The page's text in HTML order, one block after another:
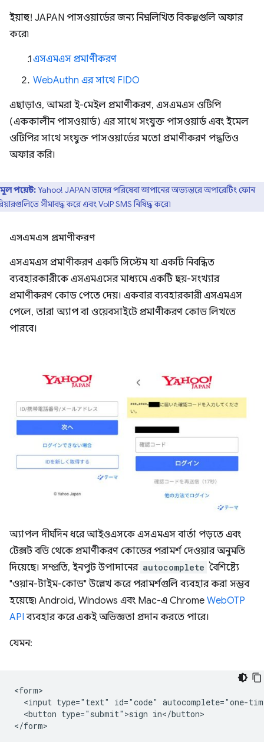
ইয়াহু! JAPAN পাসওয়ার্ডের জন্য নিম্নলিখিত বিকল্পগুলি অফার
করে৷
এসএমএস প্রমাণীকরণ
WebAuthn এর সাথে FIDO
এছাড়াও, আমরা ই-মেইল প্রমাণীকরণ, এসএমএস ওটিপি
(এককালীন পাসওয়ার্ড) এর সাথে সংযুক্ত পাসওয়ার্ড এবং ইমেল
ওটিপির সাথে সংযুক্ত পাসওয়ার্ডের মতো প্রমাণীকরণ পদ্ধতিও
অফার করি।
মূল পয়েন্ট:Yahoo! JAPAN তাদের পরিষেবা জাপানের অভ্যন্তরে অপারেটিং ফোন
সীমাবদ্ধ করে এবং VoIP SMS নিষিদ্ধ করে৷
এসএমএস প্রমাণীকরণ
এসএমএস প্রমাণীকরণ একটি সিস্টেম যা একটি নিবন্ধিত
ব্যবহারকারীকে এসএমএসের মাধ্যমে একটি ছয়-সংখ্যার
প্রমাণীকরণ কোড পেতে দেয়। একবার ব্যবহারকারী এসএমএস
পেলে, তারা অ্যাপ বা ওয়েবসাইটে প্রমাণীকরণ কোড লিখতে
পারবে।
অ্যাপল দীর্ঘদিন ধরে আইওএসকে এসএমএস বার্তা পড়তে এবং
টেক্সট বডি থেকে প্রমাণীকরণ কোডের পরামর্শ দেওয়ার অনুমতি
দিয়েছে। সম্প্রতি, ইনপুট উপাদানের autocomplete বৈশিষ্ট্যে
"ওয়ান-টাইম-কোড" উল্লেখ করে পরামর্শগুলি ব্যবহার করা সম্ভব
হয়েছে৷ Android, Windows এবং Mac-এ Chrome WebOTP
API ব্যবহার করে একই অভিজ্ঞতা প্রদান করতে পারে।
যেমন:
<form>
<input type="text" id="code" autocomplete="one-
  <button type="submit">sign in</button>